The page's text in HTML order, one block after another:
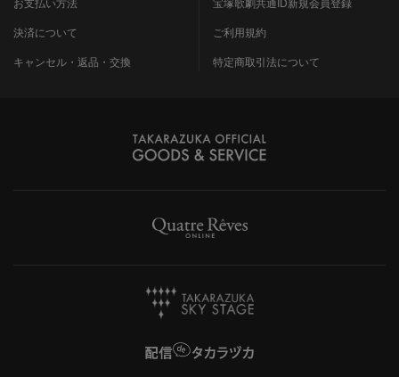
決済について
キャンセル・返品・交換
ご利用規約
特定商取引法について